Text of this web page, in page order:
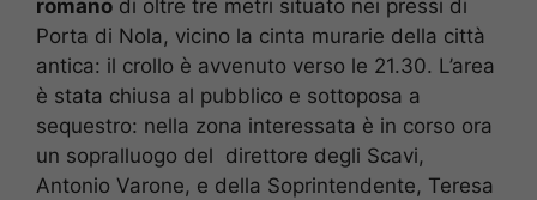
romano di oltre tre metri situato nei pressi di
Porta di Nola, vicino la cinta murarie della città
antica: il crollo è avvenuto verso le 21.30. L’area
è stata chiusa al pubblico e sottoposa a
sequestro: nella zona interessata è in corso ora
un sopralluogo del direttore degli Scavi,
Antonio Varone, e della Soprintendente, Teresa